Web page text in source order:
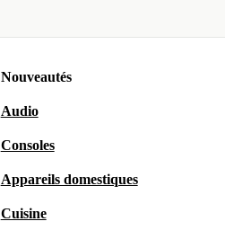
Nouveautés
Audio
Consoles
Appareils domestiques
Cuisine